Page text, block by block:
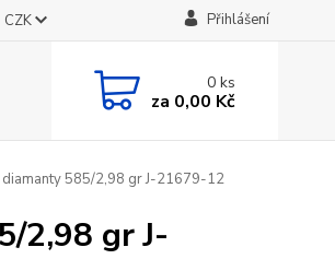
CZK Přihlášení
0ks
za 0,00 Kč
diamanty 585/2,98 gr J-21679-12
2,98 gr J-